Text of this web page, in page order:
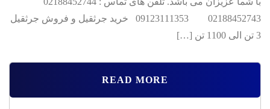
02188452743 09123111353 خرید جرثقیل و فروش جرثقیل
3 تن الی 1100 تن […]
READ MORE